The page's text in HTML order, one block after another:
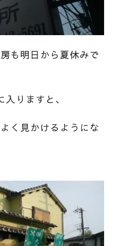
も明日から夏休みで
入りますと、
く見かけるようにな